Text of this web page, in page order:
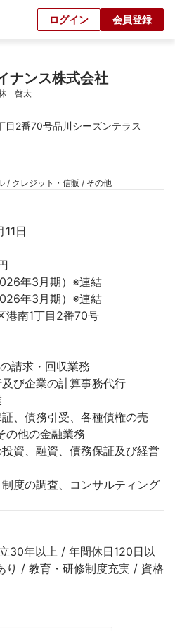
ログイン 会員登録
ナンス株式会社
　啓太
目2番70号品川シーズンテラス
/ クレジット・信販 / その他
11日
年3月期）※連結
年3月期）※連結
港南1丁目2番70号
請求・回収業務
及び企業の計算事務代行
、債務引受、各種債権の売
の他の金融業務
資、融資、債務保証及び経営
制度の調査、コンサルティング
30年以上 / 年間休日120日以
り / 教育・研修制度充実 / 資格